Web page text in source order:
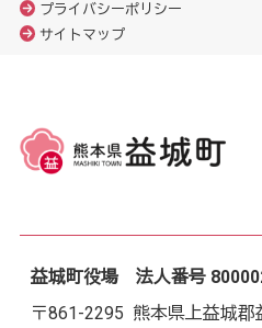
プライバシーポリシー
サイトマップ
益城町役場 法人番号
〒861-2295 熊本県上益城郡